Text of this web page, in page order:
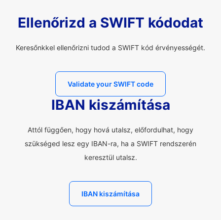
Ellenőrizd a SWIFT kódodat
Keresőnkkel ellenőrizni tudod a SWIFT kód érvényességét.
Validate your SWIFT code
IBAN kiszámítása
Attól függően, hogy hová utalsz, előfordulhat, hogy
szükséged lesz egy IBAN-ra, ha a SWIFT rendszerén
keresztül utalsz.
IBAN kiszámítása